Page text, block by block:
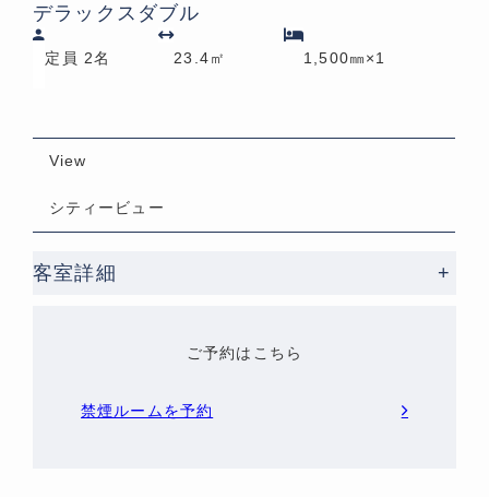
デラックスダブル
定員 2名 23.4㎡ 1,500㎜×1
View
シティービュー
客室詳細 +
ご予約はこちら
禁煙ルームを予約